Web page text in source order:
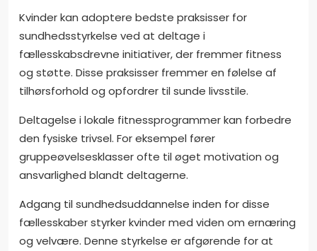
Kvinder kan adoptere bedste praksisser for
sundhedsstyrkelse ved at deltage i
fællesskabsdrevne initiativer, der fremmer fitness
og støtte. Disse praksisser fremmer en følelse af
tilhørsforhold og opfordrer til sunde livsstile.
Deltagelse i lokale fitnessprogrammer kan forbedre
den fysiske trivsel. For eksempel fører
gruppeøvelsesklasser ofte til øget motivation og
ansvarlighed blandt deltagerne.
Adgang til sundhedsuddannelse inden for disse
fællesskaber styrker kvinder med viden om ernæring
og velvære. Denne styrkelse er afgørende for at